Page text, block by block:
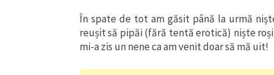
În spate de tot am găsit până la urmă
reușit să pipăi (fără tentă erotică) niște
mi-a zis un nene ca am venit doar să mă uit!